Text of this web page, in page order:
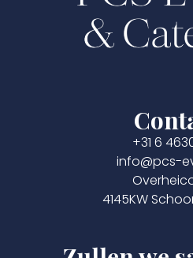
+31 6
info@pcs-
4145KW